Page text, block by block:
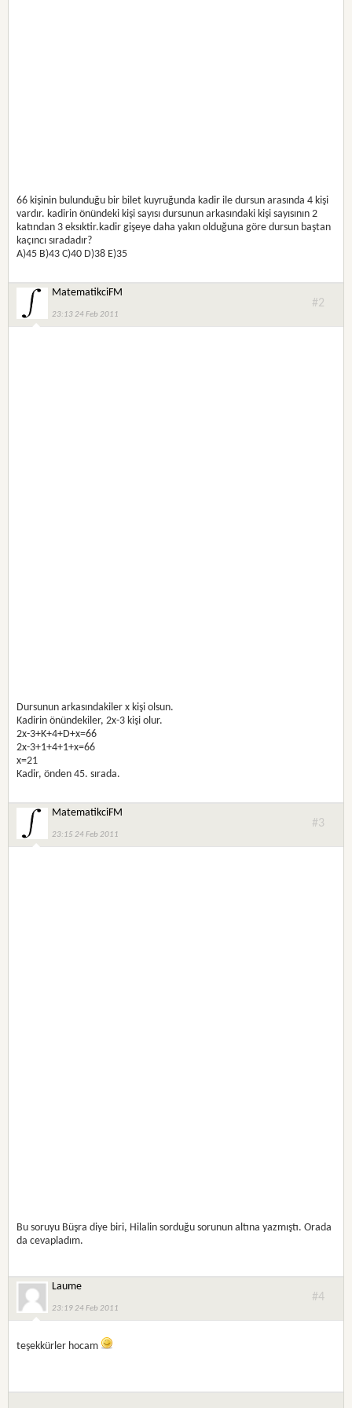
66 kişinin bulunduğu bir bilet kuyruğunda kadir ile dursun arasında 4 kişi
vardır. kadirin önündeki kişi sayısı dursunun arkasındaki kişi sayısının 2
katından 3 eksıktir.kadir gişeye daha yakın olduğuna göre dursun baştan
kaçıncı sıradadır?
A)45 B)43 C)40 D)38 E)35
MatematikciFM
23:13 24 Feb 2011
#2
Dursunun arkasındakiler x kişi olsun.
Kadirin önündekiler, 2x-3 kişi olur.
2x-3+K+4+D+x=66
2x-3+1+4+1+x=66
x=21
Kadir, önden 45. sırada.
MatematikciFM
23:15 24 Feb 2011
#3
Bu soruyu Büşra diye biri, Hilalin sorduğu sorunun altına yazmıştı. Orada
da cevapladım.
Laume
23:19 24 Feb 2011
#4
teşekkürler hocam